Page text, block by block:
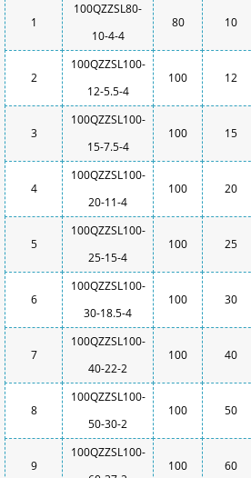
1
100QZZSL80-
10-4-4
80 10
2
100QZZSL100-
12-5.5-4
100 12
3
100QZZSL100-
15-7.5-4
100 15
4
100QZZSL100-
20-11-4
100 20
5
100QZZSL100-
25-15-4
100 25
6
100QZZSL100-
30-18.5-4
100 30
7
100QZZSL100-
40-22-2
100 40
8
100QZZSL100-
50-30-2
100 50
9
100QZZSL100-
100 60